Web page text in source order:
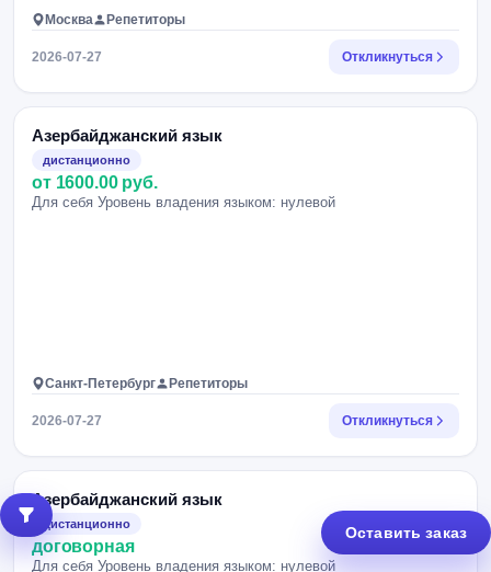
Москва Репетиторы
2026-07-27 Откликнуться
Азербайджанский язык
дистанционно
от 1600.00 руб.
Для себя Уровень владения языком: нулевой
Санкт-Петербург Репетиторы
2026-07-27 Откликнуться
Азербайджанский язык
дистанционно
договорная
Для себя Уровень владения языком: нулевой
Оставить заказ